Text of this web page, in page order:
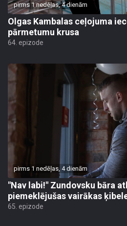
pirms 1 nedēļas, 4 dienām
Olgas Kambalas ceļojuma
pārmetumu krusa
64. epizode
pirms 1 nedēļas, 4 dienām
"Nav labi!" Zundovsku bāra
piemeklējušas vairākas
65. epizode